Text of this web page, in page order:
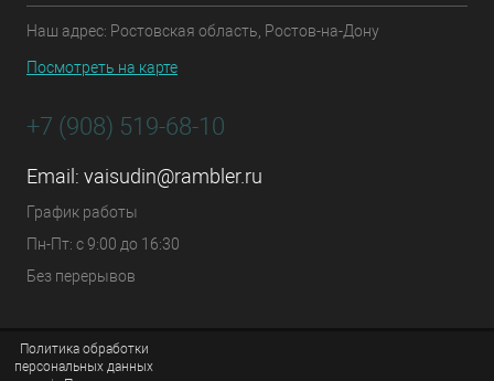
Наш адрес: Ростовская область, Ростов-на-Дону
Посмотреть на карте
+7 (908) 519-68-10
Email: vaisudin@rambler.ru
График работы
Пн-Пт: с 9:00 до 16:30
Без перерывов
Политика обработки
персональных данных